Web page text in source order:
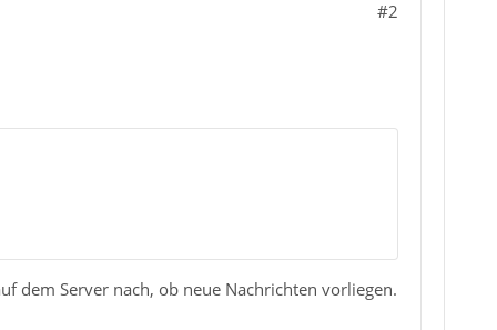
#2
dem Server nach, ob neue Nachrichten vorliegen.